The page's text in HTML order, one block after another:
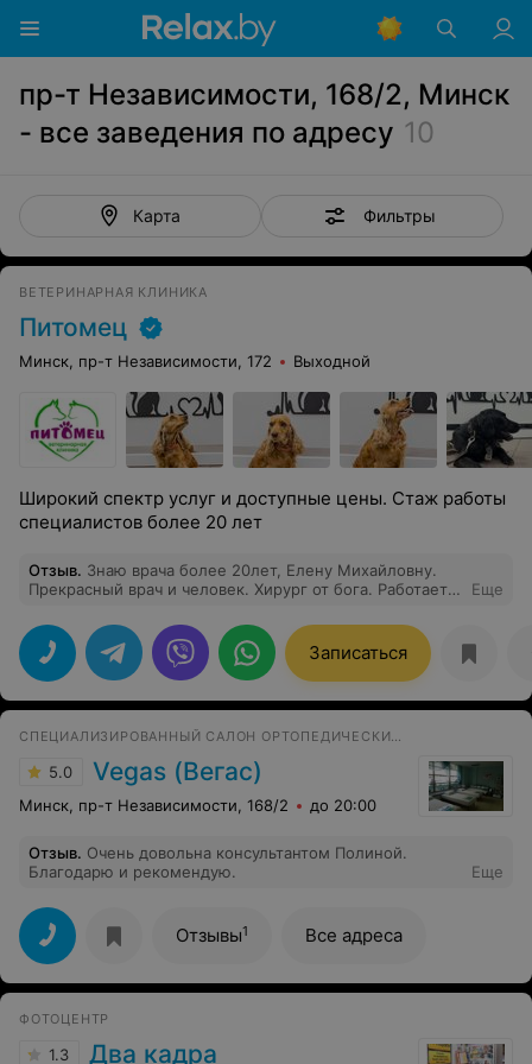
пр-т Независимости, 168/2, Минск
- все заведения по адресу 10
Карта Фильтры
ВЕТЕРИНАРНАЯ КЛИНИКА
Питомец
Минск, пр-т Независимости, 172 Выходной
Широкий спектр услуг и доступные цены. Стаж работы
специалистов более 20 лет
Отзыв. Знаю врача более 20лет, Елену Михайловну.
Прекрасный врач и человек. Хирург от бога. Работает
где перепроверяла диагноз и она была права. Теперь с
котейкой обращаемся за консультациями.Всем
рекомендую!!!
Еще
Записаться
СПЕЦИАЛИЗИРОВАННЫЙ САЛОН ОРТОПЕДИЧЕСКИХ МАТРАСОВ И АКСЕССУАРОВ ДЛЯ СНА
5.0 Vegas (Вегас)
Минск, пр-т Независимости, 168/2 до 20:00
Отзыв. Очень довольна консультантом Полиной.
Благодарю и рекомендую.
Еще
Отзывы1 Все адреса
ФОТОЦЕНТР
1.3 Два кадра